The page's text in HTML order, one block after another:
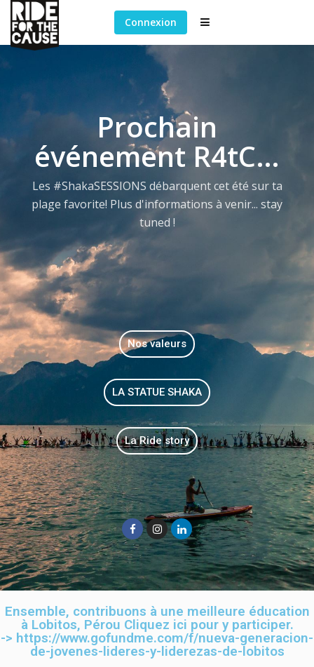
Connexion
Prochain
événement R4tC…
Les #ShakaSESSIONS débarquent cet été sur ta
plage favorite! Plus d'informations à venir... stay
tuned !
Nos valeurs
LA STATUE SHAKA
La Ride story
Ensemble, contribuons à une meilleure éducation
à Lobitos, Pérou Cliquez ici pour y participer.
-> https://www.gofundme.com/f/nueva-generacion-
de-jovenes-lideres-y-liderezas-de-lobitos